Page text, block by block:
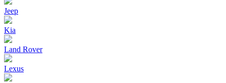
Jeep
Kia
Land Rover
Lexus